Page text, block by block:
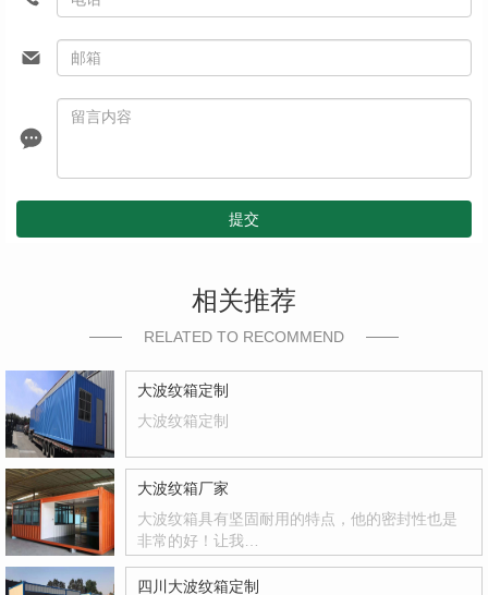
提交
相关推荐
RELATED TO RECOMMEND
大波纹箱定制
大波纹箱定制
大波纹箱厂家
大波纹箱具有坚固耐用的特点，他的密封性也是
非常的好！让我…
四川大波纹箱定制